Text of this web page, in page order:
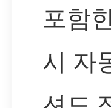
포함
시 자